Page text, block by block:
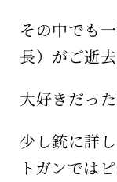
その中でも
長）がご逝
大好きだっ
少し銃に詳
トガンでは